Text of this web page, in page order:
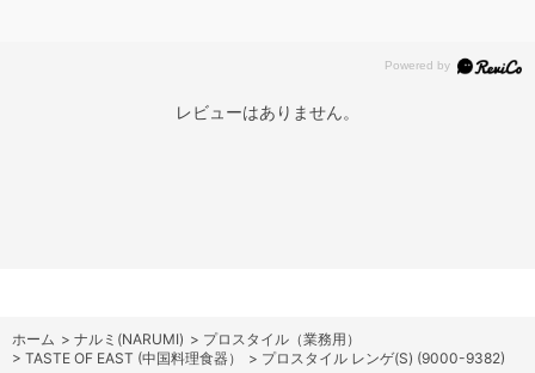
レビューはありません。
ホーム > ナルミ(NARUMI) > プロスタイル（業務用）
> TASTE OF EAST (中国料理食器） > プロスタイル レンゲ(S) (9000-9382)